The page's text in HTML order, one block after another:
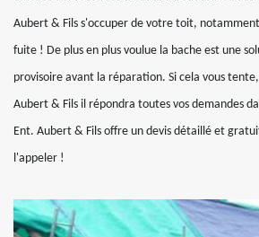
Aubert & Fils s'occuper de votre toit,
fuite ! De plus en plus voulue la bache est une
provisoire avant la réparation. Si cela vous
Aubert & Fils il répondra toutes vos demandes
Ent. Aubert & Fils offre un devis détaillé et
l'appeler !